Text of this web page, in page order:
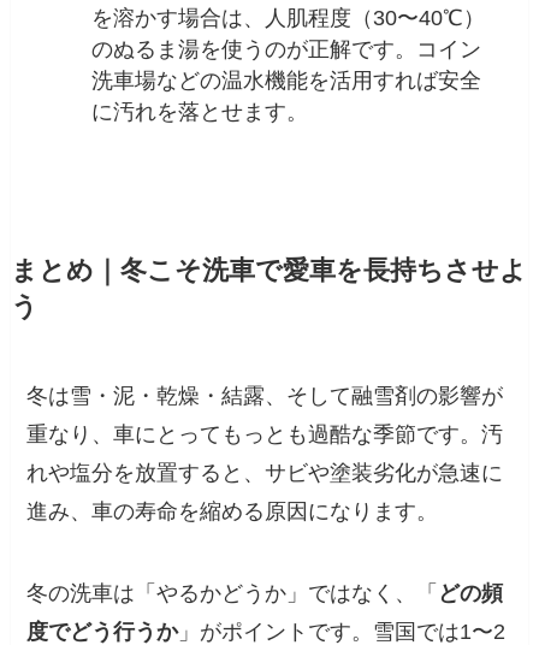
を溶かす場合は、人肌程度（30〜40℃）
のぬるま湯を使うのが正解です。コイン
洗車場などの温水機能を活用すれば安全
に汚れを落とせます。
まとめ｜冬こそ洗車で愛車を長持ちさせよ
う
冬は雪・泥・乾燥・結露、そして融雪剤の影響が
重なり、車にとってもっとも過酷な季節です。汚
れや塩分を放置すると、サビや塗装劣化が急速に
進み、車の寿命を縮める原因になります。
冬の洗車は「やるかどうか」ではなく、「 どの頻
度でどう行うか」がポイントです。雪国では1〜2